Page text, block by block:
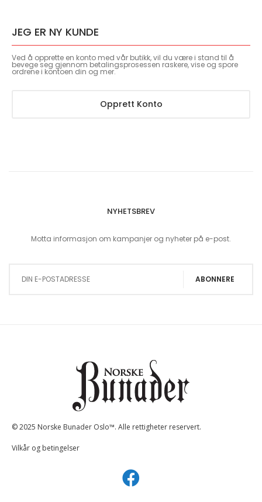
JEG ER NY KUNDE
Ved å opprette en konto med vår butikk, vil du være i stand til å
bevege seg gjennom betalingsprosessen raskere, vise og spore
ordrene i kontoen din og mer.
Opprett Konto
NYHETSBREV
Motta informasjon om kampanjer og nyheter på e-post.
ABONNERE
© 2025 Norske Bunader Oslo™. Alle rettigheter reservert.
Vilkår og betingelser